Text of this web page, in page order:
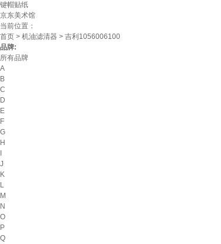
键帽贴纸
京东美术馆
当前位置：
首页 > 机油滤清器 > 吉利1056006100
品牌:
所有品牌
A
B
C
D
E
F
G
H
J
K
L
M
N
O
P
Q